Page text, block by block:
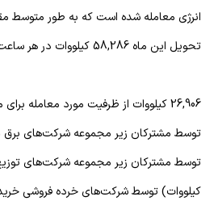
انرژی معامله شده است که به طور متوسط
تحویل این ماه 58,286 کیلووات در هر ساعت در طول ماه می‌باشد.
26,906 کیلووات از ظرفیت مورد معامله
کیلووات) توسط شرکت‌های خرده فروشی